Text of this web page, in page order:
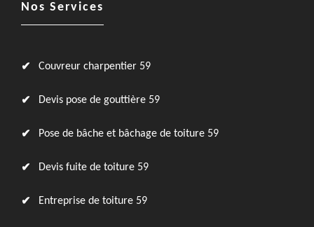
Nos Services
Couvreur charpentier 59
Devis pose de gouttière 59
Pose de bâche et bâchage de toiture 59
Devis fuite de toiture 59
Entreprise de toiture 59